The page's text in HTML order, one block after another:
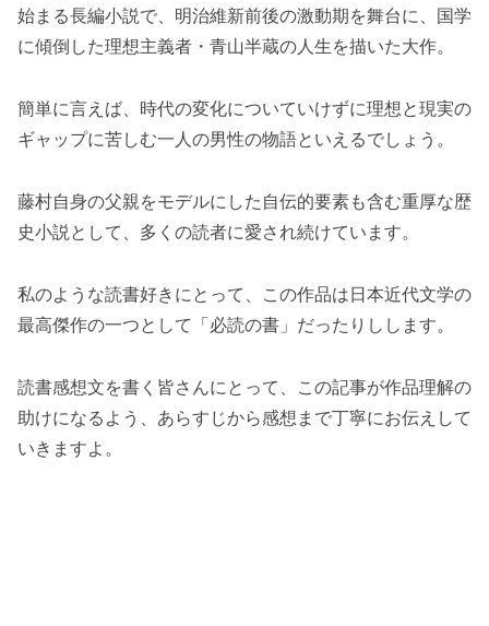
始まる長編小説で、明治維新前後の激動期を舞台に、国学
に傾倒した理想主義者・青山半蔵の人生を描いた大作。
簡単に言えば、時代の変化についていけずに理想と現実の
ギャップに苦しむ一人の男性の物語といえるでしょう。
藤村自身の父親をモデルにした自伝的要素も含む重厚な歴
史小説として、多くの読者に愛され続けています。
私のような読書好きにとって、この作品は日本近代文学の
最高傑作の一つとして「必読の書」だったりしします。
読書感想文を書く皆さんにとって、この記事が作品理解の
助けになるよう、あらすじから感想まで丁寧にお伝えして
いきますよ。